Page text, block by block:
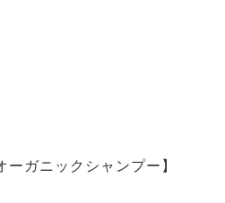
ガニックシャンプー】